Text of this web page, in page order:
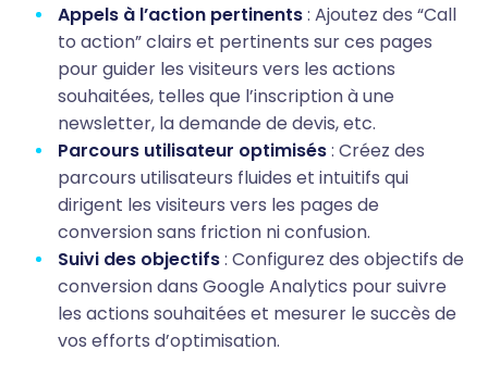
Appels à l’action pertinents: Ajoutez des “Call
to action” clairs et pertinents sur ces pages
pour guider les visiteurs vers les actions
souhaitées, telles que l’inscription à une
newsletter, la demande de devis, etc.
Parcours utilisateur optimisés: Créez des
parcours utilisateurs fluides et intuitifs qui
dirigent les visiteurs vers les pages de
conversion sans friction ni confusion.
Suivi des objectifs: Configurez des objectifs de
conversion dans Google Analytics pour suivre
les actions souhaitées et mesurer le succès de
vos efforts d’optimisation.